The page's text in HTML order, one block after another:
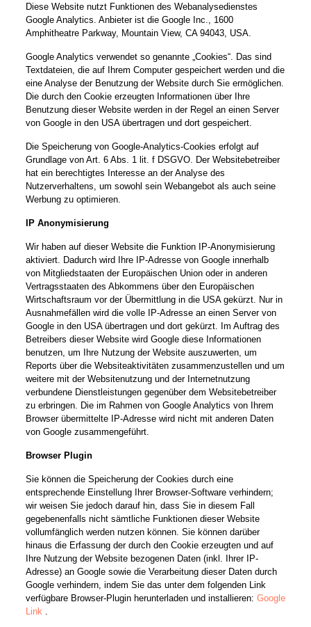
Diese Website nutzt Funktionen des Webanalysedienstes
Google Analytics. Anbieter ist die Google Inc., 1600
Amphitheatre Parkway, Mountain View, CA 94043, USA.
Google Analytics verwendet so genannte „Cookies“. Das sind
Textdateien, die auf Ihrem Computer gespeichert werden und die
eine Analyse der Benutzung der Website durch Sie ermöglichen.
Die durch den Cookie erzeugten Informationen über Ihre
Benutzung dieser Website werden in der Regel an einen Server
von Google in den USA übertragen und dort gespeichert.
Die Speicherung von Google-Analytics-Cookies erfolgt auf
Grundlage von Art. 6 Abs. 1 lit. f DSGVO. Der Websitebetreiber
hat ein berechtigtes Interesse an der Analyse des
Nutzerverhaltens, um sowohl sein Webangebot als auch seine
Werbung zu optimieren.
IP Anonymisierung
Wir haben auf dieser Website die Funktion IP-Anonymisierung
aktiviert. Dadurch wird Ihre IP-Adresse von Google innerhalb
von Mitgliedstaaten der Europäischen Union oder in anderen
Vertragsstaaten des Abkommens über den Europäischen
Wirtschaftsraum vor der Übermittlung in die USA gekürzt. Nur in
Ausnahmefällen wird die volle IP-Adresse an einen Server von
Google in den USA übertragen und dort gekürzt. Im Auftrag des
Betreibers dieser Website wird Google diese Informationen
benutzen, um Ihre Nutzung der Website auszuwerten, um
Reports über die Websiteaktivitäten zusammenzustellen und um
weitere mit der Websitenutzung und der Internetnutzung
verbundene Dienstleistungen gegenüber dem Websitebetreiber
zu erbringen. Die im Rahmen von Google Analytics von Ihrem
Browser übermittelte IP-Adresse wird nicht mit anderen Daten
von Google zusammengeführt.
Browser Plugin
Sie können die Speicherung der Cookies durch eine
entsprechende Einstellung Ihrer Browser-Software verhindern;
wir weisen Sie jedoch darauf hin, dass Sie in diesem Fall
gegebenenfalls nicht sämtliche Funktionen dieser Website
vollumfänglich werden nutzen können. Sie können darüber
hinaus die Erfassung der durch den Cookie erzeugten und auf
Ihre Nutzung der Website bezogenen Daten (inkl. Ihrer IP-
Adresse) an Google sowie die Verarbeitung dieser Daten durch
Google verhindern, indem Sie das unter dem folgenden Link
verfügbare Browser-Plugin herunterladen und installieren: Google
Link